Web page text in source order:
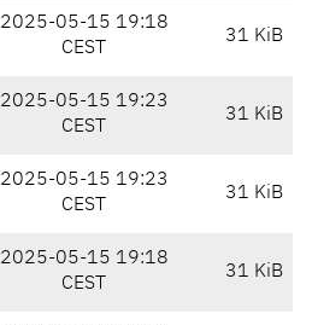
2025-05-15 19:18
CEST
31 KiB
2025-05-15 19:23
CEST
31 KiB
2025-05-15 19:23
CEST
31 KiB
2025-05-15 19:18
CEST
31 KiB